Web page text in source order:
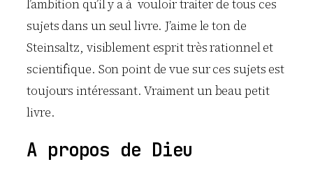
l’ambition qu’il y a à vouloir traiter de tous ces
sujets dans un seul livre. J’aime le ton de
Steinsaltz, visiblement esprit très rationnel et
scientifique. Son point de vue sur ces sujets est
toujours intéressant. Vraiment un beau petit
livre.
A propos de Dieu